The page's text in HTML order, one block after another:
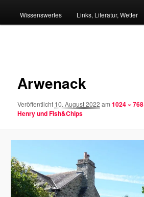
Wissenswertes Links, Literatur, Wetter
Arwenack
Veröffentlicht 10. August 2022 am1024 × 768
Henry und Fish&Chips